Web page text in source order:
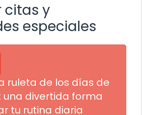
citas y
especiales
ruleta de los días de
una divertida forma
tu rutina diaria